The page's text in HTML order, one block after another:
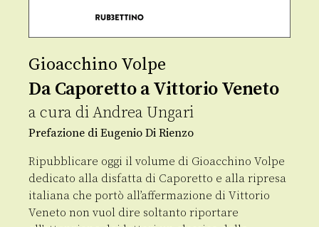
Gioacchino Volpe
Da Caporetto a Vittorio Veneto
a cura diAndrea Ungari
Prefazione di Eugenio Di Rienzo
Ripubblicare oggi il volume di Gioacchino Volpe
dedicato alla disfatta di Caporetto e alla ripresa
italiana che portò all’affermazione di Vittorio
Veneto non vuol dire soltanto riportare